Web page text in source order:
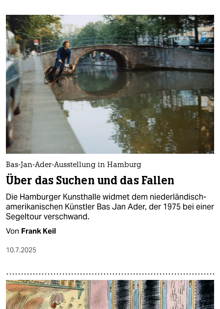
Bas-Jan-Ader-Ausstellung in Hamburg
Über das Suchen und das Fallen
Die Hamburger Kunsthalle widmet dem niederländisch-
amerikanischen Künstler Bas Jan Ader, der 1975 bei einer
Segeltour verschwand.
Von Frank Keil
10.7.2025